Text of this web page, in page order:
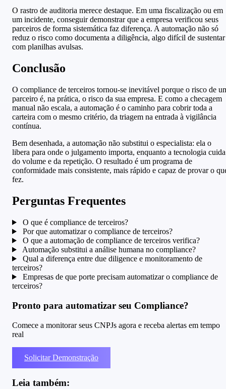
O rastro de auditoria merece destaque. Em uma fiscalização ou em
um incidente, conseguir demonstrar que a empresa verificou seus
parceiros de forma sistemática faz diferença. A automação não só
reduz o risco como documenta a diligência, algo difícil de sustentar
com planilhas avulsas.
Conclusão
O compliance de terceiros tornou-se inevitável porque o risco de
parceiro é, na prática, o risco da sua empresa. E como a checagem
manual não escala, a automação é o caminho para cobrir toda a
carteira com o mesmo critério, da triagem na entrada à vigilância
contínua.
Bem desenhada, a automação não substitui o especialista: ela o
libera para onde o julgamento importa, enquanto a tecnologia cuida
do volume e da repetição. O resultado é um programa de
conformidade mais consistente, mais rápido e capaz de provar o
fez.
Perguntas Frequentes
O que é compliance de terceiros?
Por que automatizar o compliance de terceiros?
O que a automação de compliance de terceiros verifica?
Automação substitui a análise humana no compliance?
Qual a diferença entre due diligence e monitoramento de
terceiros?
Empresas de que porte precisam automatizar o compliance de
terceiros?
Pronto para automatizar seu Compliance?
Comece a monitorar seus CNPJs agora e receba alertas em tempo
real
Solicitar Demonstração
Leia também: